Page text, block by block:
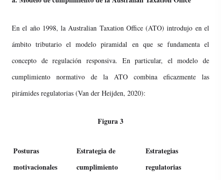
En el año 1998, la Australian Taxation Office (ATO) introdujo en el
ámbito tributario el modelo piramidal en que se fundamenta el
concepto de regulación responsiva. En particular, el modelo de
cumplimiento normativo de la ATO combina eficazmente las
pirámides regulatorias (Van der Heijden, 2020):
Figura 3
Posturas
motivacionales
Estrategia de
cumplimiento
Estrategias
regulatorias